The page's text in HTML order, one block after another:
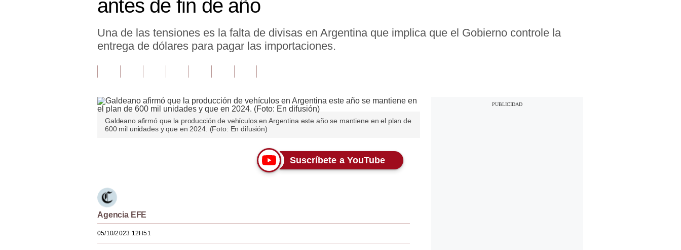
antes de fin de año
Una de las tensiones es la falta de divisas en Argentina que implica que el Gobierno controle la
entrega de dólares para pagar las importaciones.
Galdeano afirmó que la producción de vehículos en Argentina este año se mantiene en el plan de
600 mil unidades y que en 2024. (Foto: En difusión)
Suscríbete a YouTube
Agencia EFE
05/10/2023 12H51